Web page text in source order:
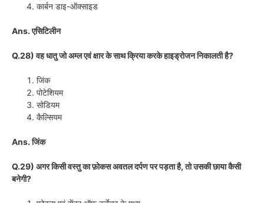
कार्बन डाइ-ऑक्साइड
Ans. एसिटिलीन
Q.28) वह धातु जो अम्ल एवं क्षार के साथ क्रिया करके हाइड्रोजन निकालती है?
जिंक
पोटेशियम
सोडियम
कैल्सियम
Ans. जिंक
Q.29) अगर किसी वस्तु का फ़ोकस अवतल दर्पण पर पड़ता है, तो उसकी छाया कैसी
बनेगी?